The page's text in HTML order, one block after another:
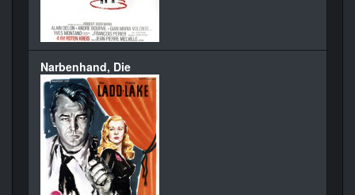
Narbenhand, Die